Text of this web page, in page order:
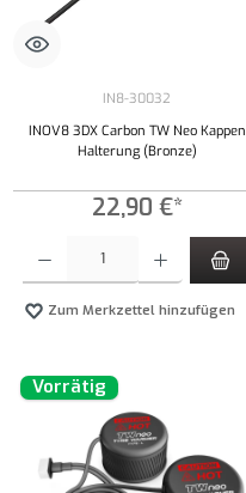
IN8-30032
INOV8 3DX Carbon TW Neo Kappen
Halterung (Bronze)
22,90 €*
Zum Merkzettel hinzufügen
Vorrätig